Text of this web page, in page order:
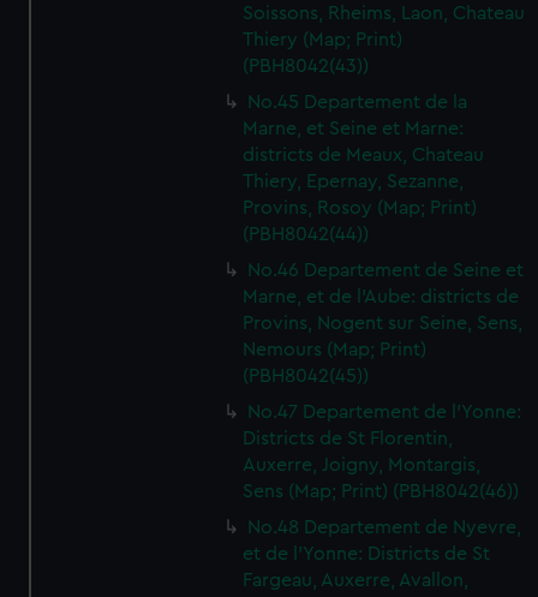
Soissons, Rheims, Laon, Chateau
Thiery (Map; Print)
(PBH8042(43))
No.45 Departement de la
Marne, et Seine et Marne:
districts de Meaux, Chateau
Thiery, Epernay, Sezanne,
Provins, Rosoy (Map; Print)
(PBH8042(44))
No.46 Departement de Seine et
Marne, et de l'Aube: districts de
Provins, Nogent sur Seine, Sens,
Nemours (Map; Print)
(PBH8042(45))
No.47 Departement de l'Yonne:
Districts de St Florentin,
Auxerre, Joigny, Montargis,
Sens (Map; Print) (PBH8042(46))
No.48 Departement de Nyevre,
et de l'Yonne: Districts de St
Fargeau, Auxerre, Avallon,